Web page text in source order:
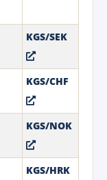
KGS/SEK
KGS/CHF
KGS/NOK
KGS/HRK